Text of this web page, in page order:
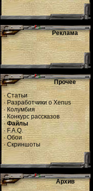
Реклама
Прочее
·Статьи
·Разработчики о Xenus
·Колумбия
·Конкурс рассказов
·Файлы
·F.A.Q.
· Обои
· Скриншоты
Архив